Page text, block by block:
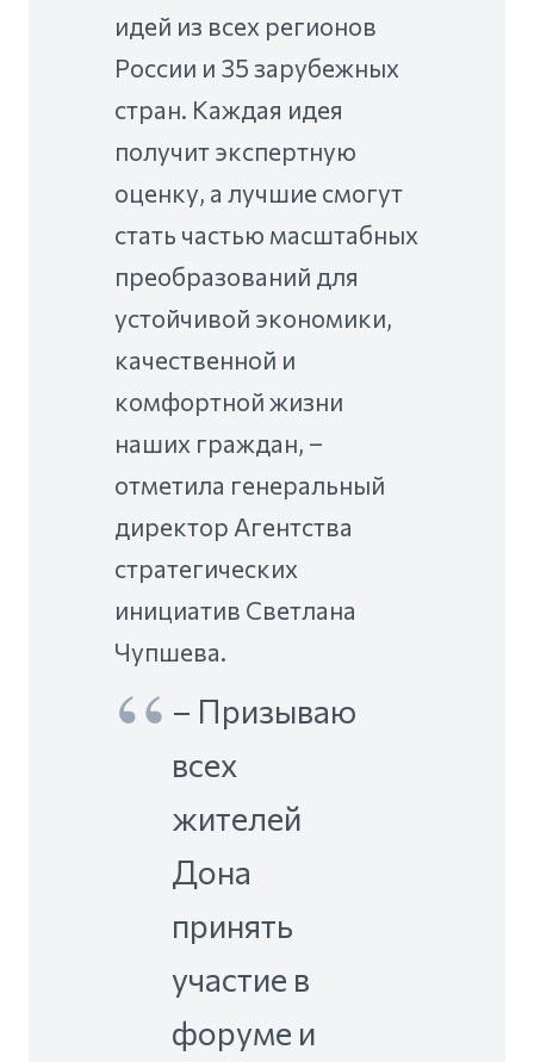
идей из всех регионов
России и 35 зарубежных
стран. Каждая идея
получит экспертную
оценку, а лучшие смогут
стать частью масштабных
преобразований для
устойчивой экономики,
качественной и
комфортной жизни
наших граждан, –
отметила генеральный
директор Агентства
стратегических
инициатив Светлана
Чупшева.
– Призываю
всех
жителей
Дона
принять
участие в
форуме и